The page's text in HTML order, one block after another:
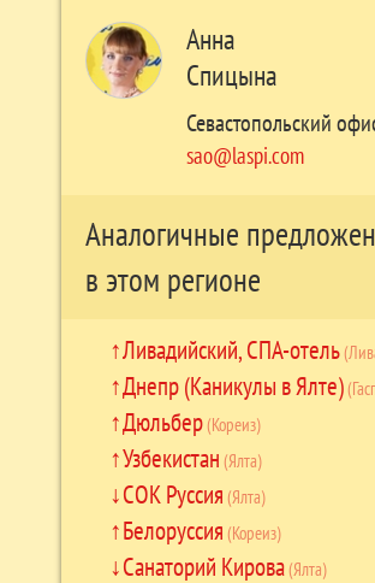
Анна
Спицына
Севастопольский
sao@laspi.com
Аналогичные
в этом регионе
Ливадийский, СПА-отель
Днепр (Каникулы в Ялте)
Дюльбер(Кореиз)
Узбекистан (Ялта)
СОК Руссия (Ялта)
Белоруссия (Кореиз)
Санаторий Кирова(Ялта)